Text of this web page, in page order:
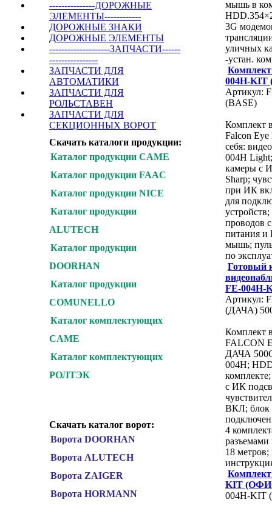
---------------ДОРОЖНЫЕ
ЭЛЕМЕНТЫ------------
ДОРОЖНЫЕ ЗНАКИ
ДОРОЖНЫЕ ЭЛЕМЕНТЫ
--------------------ЗАПЧАСТИ------
----------------
ЗАПЧАСТИ ДЛЯ
АВТОМАТИКИ
ЗАПЧАСТИ ДЛЯ
РОЛЬСТАВЕН
ЗАПЧАСТИ ДЛЯ
СЕКЦИОННЫХ ВОРОТ
Скачать каталоги продукции:
Каталог продукции CAME
Каталог продукции FAAC
Каталог продукции NICE
Каталог продукции
ALUTECH
Каталог продукции
DOORHAN
Каталог продукции
COMUNELLO
Каталог комплектующих
CAME
Каталог комплектующих
РОЛТЭК
Скачать каталог ворот:
Ворота DOORHAN
Ворота ALUTECH
Ворота ZAIGER
Ворота HORMANN
мышь в
3G
уличных
-устан.
004H-KIT
Артикул:
(BASE)
Комплект
Falcon
себя:
004H
камеры с
Sharp;
при ИК
для
проводов
питания и
мышь;
по
Готовый
FE-004H-
Артикул:
(ДАЧА)
Комплект
FALCON
ДАЧА
004H;
с ИК
ВКЛ; блок
4
18
KIT
004H-